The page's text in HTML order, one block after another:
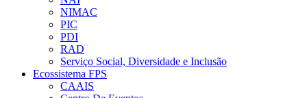
NIMAC
PIC
PDI
RAD
Serviço Social, Diversidade e Inclusão
Ecossistema FPS
CAAIS